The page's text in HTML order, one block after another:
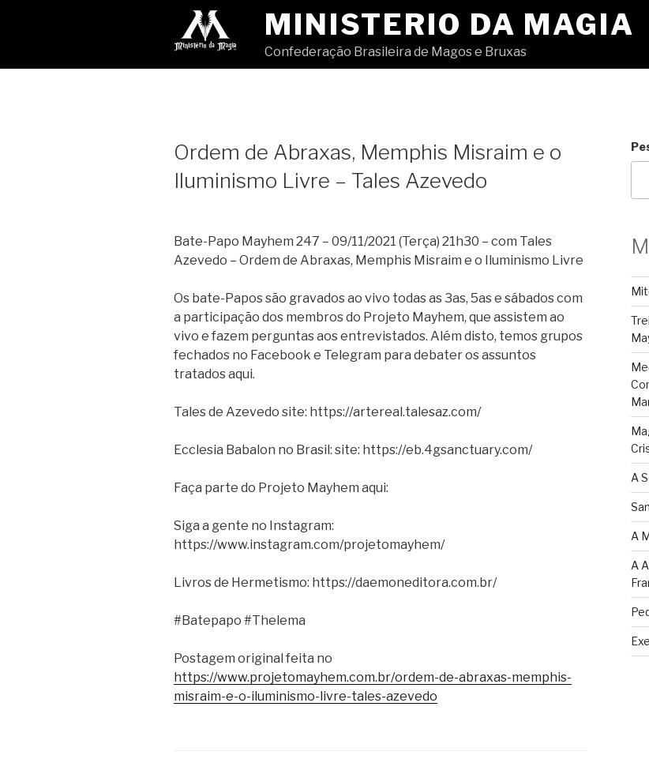
conteúdo
MINISTERIO DA MAGIA
Confederação Brasileira de Magos e Bruxas
Ordem de Abraxas, Memphis Misraim e o
Iluminismo Livre – Tales Azevedo
Bate-Papo Mayhem 247 – 09/11/2021 (Terça) 21h30 – com Tales
Azevedo – Ordem de Abraxas, Memphis Misraim e o Iluminismo Livre
Os bate-Papos são gravados ao vivo todas as 3as, 5as e sábados com
a participação dos membros do Projeto Mayhem, que assistem ao
vivo e fazem perguntas aos entrevistados. Além disto, temos grupos
fechados no Facebook e Telegram para debater os assuntos
tratados aqui.
Tales de Azevedo site: https://artereal.talesaz.com/
Ecclesia Babalon no Brasil: site: https://eb.4gsanctuary.com/
Faça parte do Projeto Mayhem aqui:
Siga a gente no Instagram:
https://www.instagram.com/projetomayhem/
Livros de Hermetismo: https://daemoneditora.com.br/
#Batepapo #Thelema
Postagem original feita no
https://www.projetomayhem.com.br/ordem-de-abraxas-memphis-
misraim-e-o-iluminismo-livre-tales-azevedo
A
A
A